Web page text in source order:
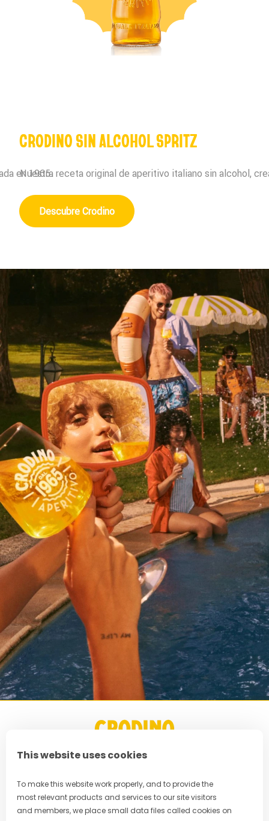
This website uses cookies
To make this website work properly, and to provide the
most relevant products and services to our site visitors
and members, we place small data files called cookies on
en 1965.
CRODINO SIN ALCOHOL SPRITZ
Nuestra receta original de aperitivo italiano sin alcohol,
Descubre Crodino
FAQ
Política de Privacidad